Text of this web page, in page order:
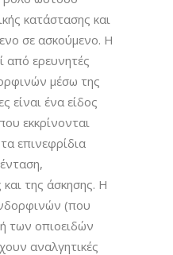
κατάστασης και
σε ασκούμενο. Η
από ερευνητές
μέσω της
είναι ένα είδος
εκκρίνονται
επινεφρίδια
της άσκησης. Η
(που
των οπιοειδών
αναλγητικές